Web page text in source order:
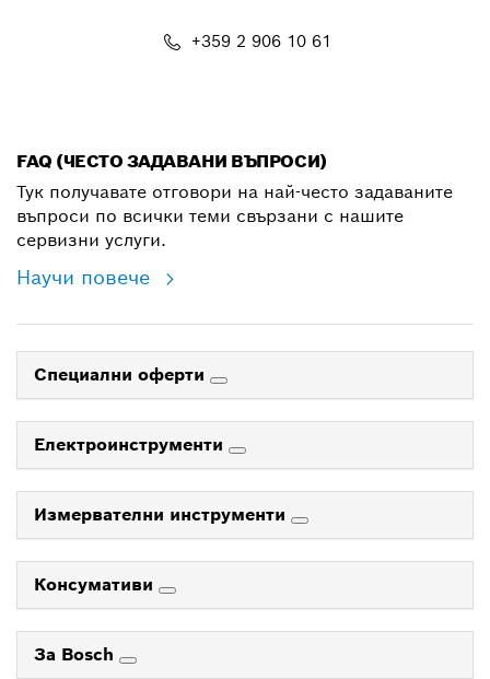
+359 2 906 10 61
FAQ (ЧЕСТО ЗАДАВАНИ ВЪПРОСИ)
Тук получавате отговори на най-често задаваните
въпроси по всички теми свързани с нашите
сервизни услуги.
Научи повече
Специални оферти
Електроинструменти
Измервателни инструменти
Консумативи
За Bosch